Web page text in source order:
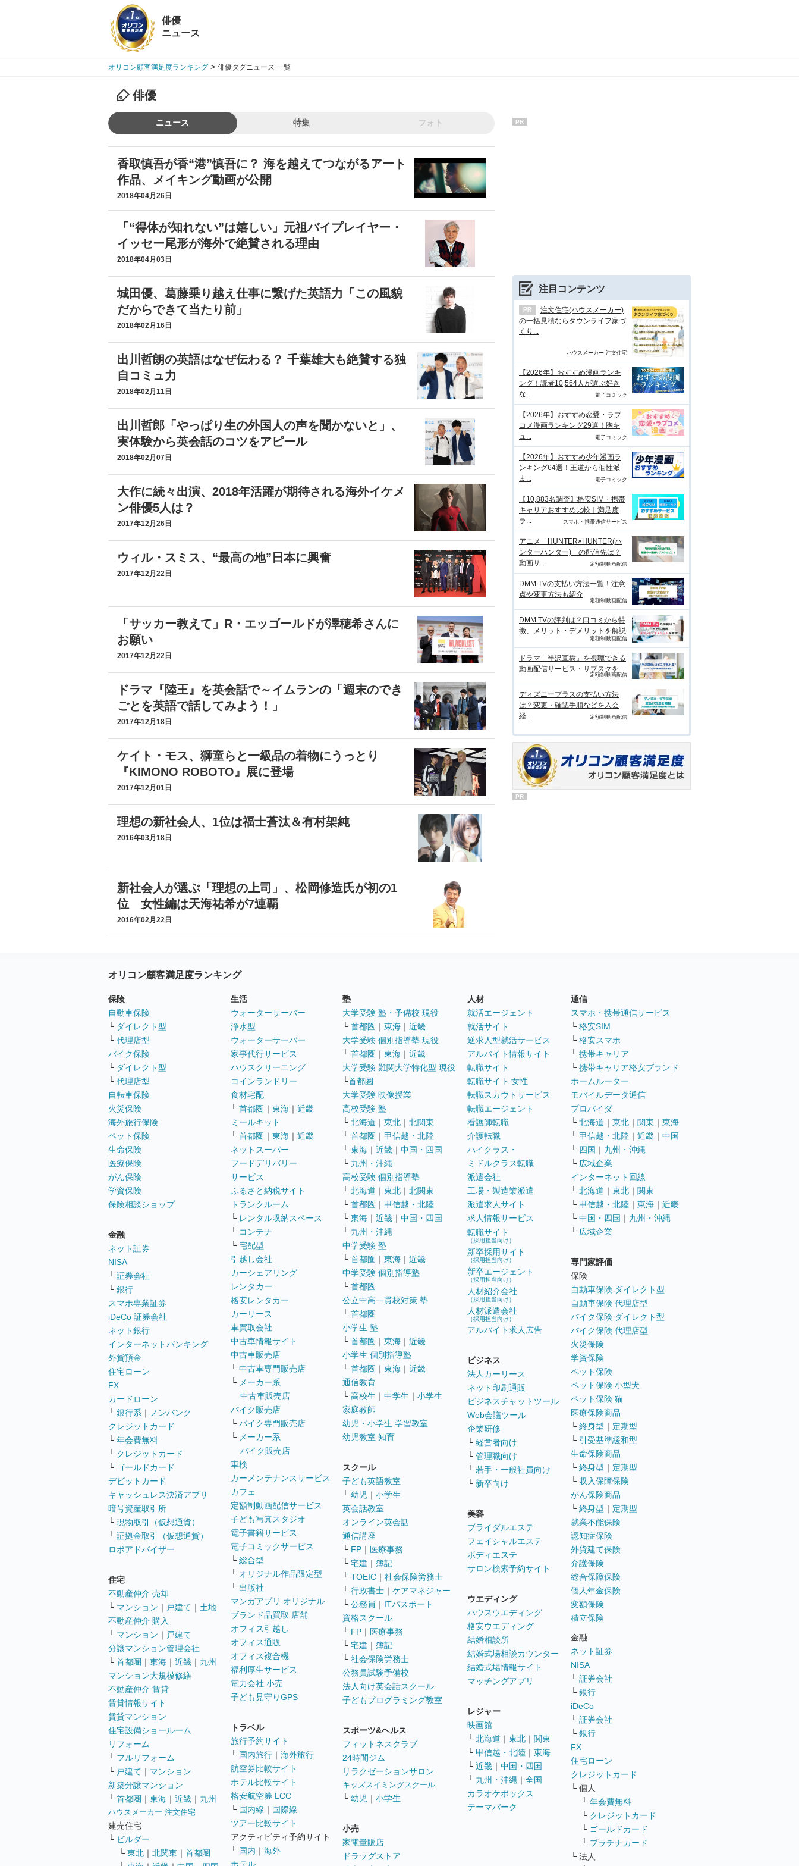
俳優
ニュース
オリコン顧客満足度ランキング > 俳優タグニュース 一覧
俳優
ニュース 特集 フォト
香取慎吾が香“港”慎吾に？ 海を越えてつながるアート
作品、メイキング動画が公開
2018年04月26日
「“得体が知れない”は嬉しい」元祖バイプレイヤー・
イッセー尾形が海外で絶賛される理由
2018年04月03日
城田優、葛藤乗り越え仕事に繋げた英語力「この風貌
だからできて当たり前」
2018年02月16日
出川哲朗の英語はなぜ伝わる？ 千葉雄大も絶賛する独
自コミュ力
2018年02月11日
出川哲郎「やっぱり生の外国人の声を聞かないと」、
実体験から英会話のコツをアピール
2018年02月07日
大作に続々出演、2018年活躍が期待される海外イケメ
ン俳優5人は？
2017年12月26日
ウィル・スミス、“最高の地”日本に興奮
2017年12月22日
「サッカー教えて」R・エッゴールドが澤穂希さんに
お願い
2017年12月22日
ドラマ『陸王』を英会話で～イムランの「週末のでき
ごとを英語で話してみよう！」
2017年12月18日
ケイト・モス、獅童らと一級品の着物にうっとり
『KIMONO ROBOTO』展に登場
2017年12月01日
理想の新社会人、1位は福士蒼汰＆有村架純
2016年03月18日
新社会人が選ぶ「理想の上司」、松岡修造氏が初の1
位 女性編は天海祐希が7連覇
2016年02月22日
PR
注目コンテンツ
注文住宅(ハウスメーカー)
の一括見積ならタウンライフ家づ
くり...
ハウスメーカー 注文住宅
【2026年】おすすめ漫画ランキ
ング！読者10,564人が選ぶ好き
な...
電子コミック
【2026年】おすすめ恋愛・ラブ
コメ漫画ランキング29選！胸キ
ュ...
電子コミック
【2026年】おすすめ少年漫画ラ
ンキング64選！王道から個性派
ま...
電子コミック
【10,883名調査】格安SIM・携帯
キャリアおすすめ比較｜満足度
ラ...
スマホ・携帯通信サービス
アニメ「HUNTER×HUNTER(ハ
ンターハンター)」の配信先は？
動画サ...
定額制動画配信
DMM TVの支払い方法一覧！注意
点や変更方法も紹介
定額制動画配信
DMM TVの評判は？口コミから特
徴、メリット・デメリットを解説
定額制動画配信
ドラマ「半沢直樹」を視聴できる
動画配信サービス・サブスクを...
定額制動画配信
ディズニープラスの支払い方法
は？変更・確認手順などを入会
経...
定額制動画配信
PR
オリコン顧客満足度ランキング
保険
自動車保険
└ ダイレクト型
└ 代理店型
バイク保険
└ ダイレクト型
└ 代理店型
自転車保険
火災保険
海外旅行保険
ペット保険
生命保険
医療保険
がん保険
学資保険
保険相談ショップ
金融
ネット証券
NISA
└ 証券会社
└ 銀行
スマホ専業証券
iDeCo 証券会社
ネット銀行
インターネットバンキング
外貨預金
住宅ローン
FX
カードローン
└ 銀行系 ｜
ノンバンク
クレジットカード
└ 年会費無料
└ クレジットカード
└ ゴールドカード
デビットカード
キャッシュレス決済アプリ
暗号資産取引所
└ 現物取引（仮想通貨）
└ 証拠金取引（仮想通貨）
ロボアドバイザー
住宅
不動産仲介 売却
└ マンション ｜ 戸建て ｜ 土地
不動産仲介 購入
└ マンション ｜ 戸建て
分譲マンション管理会社
└ 首都圏 ｜ 東海 ｜ 近畿 ｜ 九州
マンション大規模修繕
不動産仲介 賃貸
賃貸情報サイト
賃貸マンション
住宅設備ショールーム
リフォーム
└ フルリフォーム
└ 戸建て ｜ マンション
新築分譲マンション
└ 首都圏 ｜ 東海 ｜ 近畿 ｜ 九州
ハウスメーカー 注文住宅
建売住宅
└ ビルダー
└ 東北 ｜ 北関東 ｜ 首都圏
生活
ウォーターサーバー
浄水型
ウォーターサーバー
家事代行サービス
ハウスクリーニング
コインランドリー
食材宅配
└ 首都圏 ｜ 東海 ｜ 近畿
ミールキット
└ 首都圏 ｜ 東海 ｜ 近畿
ネットスーパー
フードデリバリー
サービス
ふるさと納税サイト
トランクルーム
└ レンタル収納スペース
└ コンテナ
└ 宅配型
引越し会社
カーシェアリング
レンタカー
格安レンタカー
カーリース
車買取会社
中古車情報サイト
中古車販売店
└ 中古車専門販売店
└ メーカー系
中古車販売店
バイク販売店
└ バイク専門販売店
└ メーカー系
バイク販売店
車検
カーメンテナンスサービス
カフェ
定額制動画配信サービス
子ども写真スタジオ
電子書籍サービス
電子コミックサービス
└ 総合型
└ オリジナル作品限定型
└ 出版社
マンガアプリ オリジナル
ブランド品買取 店舗
オフィス引越し
オフィス通販
オフィス複合機
福利厚生サービス
電力会社 小売
子ども見守りGPS
トラベル
旅行予約サイト
└ 国内旅行 ｜ 海外旅行
航空券比較サイト
ホテル比較サイト
格安航空券 LCC
└ 国内線 ｜ 国際線
ツアー比較サイト
アクティビティ予約サイト
└ 国内 ｜ 海外
ホテル
塾
大学受験 塾・予備校 現役
└ 首都圏 ｜ 東海 ｜ 近畿
大学受験 個別指導塾 現役
└ 首都圏 ｜ 東海 ｜ 近畿
大学受験 難関大学特化型 現役
└首都圏
大学受験 映像授業
高校受験 塾
└ 北海道 ｜ 東北 ｜ 北関東
└ 首都圏 ｜ 甲信越・北陸
└ 東海 ｜ 近畿 ｜ 中国・四国
└ 九州・沖縄
高校受験 個別指導塾
└ 北海道 ｜ 東北 ｜ 北関東
└ 首都圏 ｜ 甲信越・北陸
└ 東海 ｜ 近畿 ｜ 中国・四国
└ 九州・沖縄
中学受験 塾
└ 首都圏 ｜ 東海 ｜ 近畿
中学受験 個別指導塾
└ 首都圏
公立中高一貫校対策 塾
└ 首都圏
小学生 塾
└ 首都圏 ｜ 東海 ｜ 近畿
小学生 個別指導塾
└ 首都圏 ｜ 東海 ｜ 近畿
通信教育
└ 高校生 ｜ 中学生 ｜ 小学生
家庭教師
幼児・小学生 学習教室
幼児教室 知育
スクール
子ども英語教室
└ 幼児 ｜ 小学生
英会話教室
オンライン英会話
通信講座
└ FP ｜ 医療事務
└ 宅建 ｜ 簿記
└ TOEIC ｜ 社会保険労務士
└ 行政書士 ｜ ケアマネジャー
└ 公務員 ｜ ITパスポート
資格スクール
└ FP ｜ 医療事務
└ 宅建 ｜ 簿記
└ 社会保険労務士
公務員試験予備校
法人向け英会話スクール
子どもプログラミング教室
スポーツ&ヘルス
フィットネスクラブ
24時間ジム
リラクゼーションサロン
キッズスイミングスクール
└ 幼児 ｜ 小学生
小売
家電量販店
ドラッグストア
人材
就活エージェント
就活サイト
逆求人型就活サービス
アルバイト情報サイト
転職サイト
転職サイト 女性
転職スカウトサービス
転職エージェント
看護師転職
介護転職
ハイクラス・
ミドルクラス転職
派遣会社
工場・製造業派遣
派遣求人サイト
求人情報サービス
転職サイト
（採用担当向け）
新卒採用サイト
（採用担当向け）
新卒エージェント
（採用担当向け）
人材紹介会社
（採用担当向け）
人材派遣会社
（採用担当向け）
アルバイト求人広告
ビジネス
法人カーリース
ネット印刷通販
ビジネスチャットツール
Web会議ツール
企業研修
└ 経営者向け
└ 管理職向け
└ 若手・一般社員向け
└ 新卒向け
美容
ブライダルエステ
フェイシャルエステ
ボディエステ
サロン検索予約サイト
ウエディング
ハウスウエディング
格安ウエディング
結婚相談所
結婚式場相談カウンター
結婚式場情報サイト
マッチングアプリ
レジャー
映画館
└ 北海道 ｜ 東北 ｜ 関東
└ 甲信越・北陸 ｜ 東海
└ 近畿 ｜ 中国・四国
└ 九州・沖縄 ｜ 全国
カラオケボックス
テーマパーク
通信
スマホ・携帯通信サービス
└ 格安SIM
└ 格安スマホ
└ 携帯キャリア
└ 携帯キャリア格安ブランド
ホームルーター
モバイルデータ通信
プロバイダ
└ 北海道 ｜ 東北 ｜ 関東 ｜ 東海
└ 甲信越・北陸 ｜ 近畿 ｜ 中国
└ 四国 ｜ 九州・沖縄
└ 広域企業
インターネット回線
└ 北海道 ｜ 東北 ｜ 関東
└ 甲信越・北陸 ｜ 東海 ｜ 近畿
└ 中国・四国 ｜ 九州・沖縄
└ 広域企業
専門家評価
保険
自動車保険 ダイレクト型
自動車保険 代理店型
バイク保険 ダイレクト型
バイク保険 代理店型
火災保険
学資保険
ペット保険
ペット保険 小型犬
ペット保険 猫
医療保険商品
└ 終身型 ｜ 定期型
└ 引受基準緩和型
生命保険商品
└ 終身型 ｜ 定期型
└ 収入保障保険
がん保険商品
└ 終身型 ｜ 定期型
就業不能保険
認知症保険
外貨建て保険
介護保険
総合保障保険
個人年金保険
変額保険
積立保険
金融
ネット証券
NISA
└ 証券会社
└ 銀行
iDeCo
└ 証券会社
└ 銀行
FX
住宅ローン
クレジットカード
└ 個人
└ 年会費無料
└ クレジットカード
└ ゴールドカード
└ プラチナカード
└ 法人